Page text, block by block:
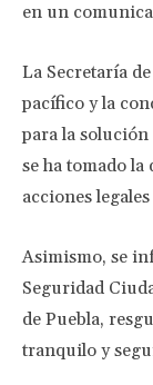
en un
La Secretaría
pacífico y la
para la
se ha tomado
acciones
Asimismo, se
Seguridad
de Puebla,
tranquilo y